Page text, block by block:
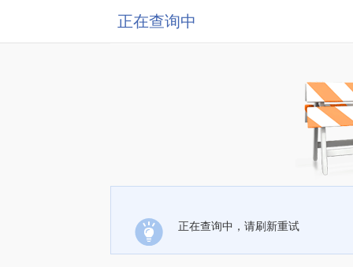
正在查询中
正在查询中，请刷新重试